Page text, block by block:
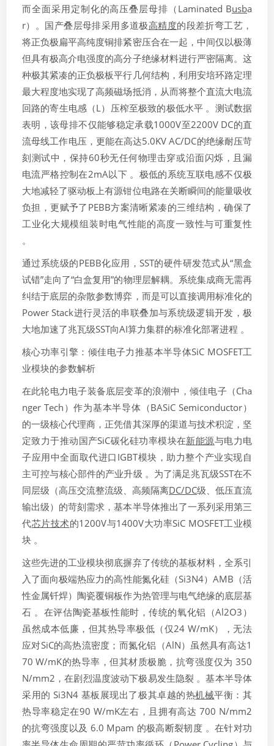
而全面采用定制化的高压叠层母排（Laminated Busba
r）。国产叠层母排采用多道极高精度的段差折弯工艺，
将正负极扁平高纯度铜排紧密压合在一起，中间仅以极薄
但具有极高介电强度的高分子绝缘材料进行严密隔离。这
种极其紧凑的正负极板平行几何结构，利用安培环路定理
最大程度地实现了高频磁场抵消，从而将整个直流大电流
回路的寄生电感（L）压榨至极致的极低水平 。测试数据
表明，该母排不仅能够稳定承载1000V至2200V DC的直
流母线工作电压，更能在高达5.0KV AC/DC的绝缘耐压苛
刻测试中，保持60秒无任何物理击穿或沿面闪烁，且漏
电流严格控制在2mA以下 。极低的系统互联电感不仅极
大地减轻了驱动板上有源钳位电路在关断瞬间的能量吸收
负担，更赋予了PEBB方案清晰紧凑的三维结构，确保了
工业化大规模组装时电气性能的高度一致性与可重复性
。
通过系统级的PEBB化应用，SST的硬件研发范式从“黑盒
试错”走向了“白盒复用”的物理层解耦。系统集成商无需再
纠结于底层的杂散参数博弈，而是可以直接调用标准化的
Power Stack进行灵活的串联叠加与系统级逻辑开发，极
大地加速了兆瓦级SST向AI算力集群的标准化部署进程 。
核心功率引擎：倾佳电子力推基本半导体SiC MOSFET工
业模块的参数解析
在此轮电力电子装备底层变革的浪潮中，倾佳电子（Cha
nger Tech）作为基本半导体（BASiC Semiconductor）
的一级核心代理商，正凭借其深厚的渠道与技术积淀，坚
定致力于推动国产SiC碳化硅功率模块在新能源与电力电
子应用中全面取代进口IGBT模块，助力整个产业实现自
主可控与核心部件的产业升级 。为了满足兆瓦级SST在不
同层级（高压交流整流级、高频隔离DC/DC级、低压直流
输出级）的苛刻需求，基本半导体推出了一系列采用第三
代芯片技术的1200V与1400V大功率SiC MOSFET工业模
块 。
这些先进的工业模块彻底摒弃了传统的基板材料，全系引
入了面向极端热应力的高性能氮化硅（Si3​N4​）AMB（活
性金属钎焊）陶瓷覆铜板作为热管理与电气绝缘的底层基
石 。在评估陶瓷基板性能时，传统的氧化铝（Al2​O3​）
虽然成本低廉，但其热导率极低（仅24 W/mK），无法
应对SiC的高热流密度；而氮化铝（AlN）虽然具有高达1
70 W/mK的热导率，但其材质极脆，抗弯强度仅为 350
N/mm2，在剧烈温度波动下极易发生隐裂 。基本半导体
采用的 Si3​N4​ 基板展现出了极其卓越的热机械平衡：其
热导率稳定在90 W/mK左右，且拥有高达 700 N/mm2
的抗弯强度以及 6.0 Mpam​ 的极高断裂韧度 。在针对功